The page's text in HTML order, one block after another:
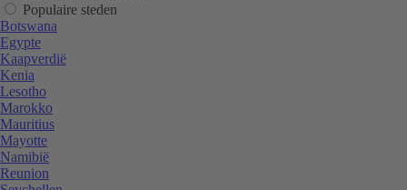
Populaire steden
Botswana
Egypte
Kaapverdië
Kenia
Lesotho
Marokko
Mauritius
Mayotte
Namibië
Reunion